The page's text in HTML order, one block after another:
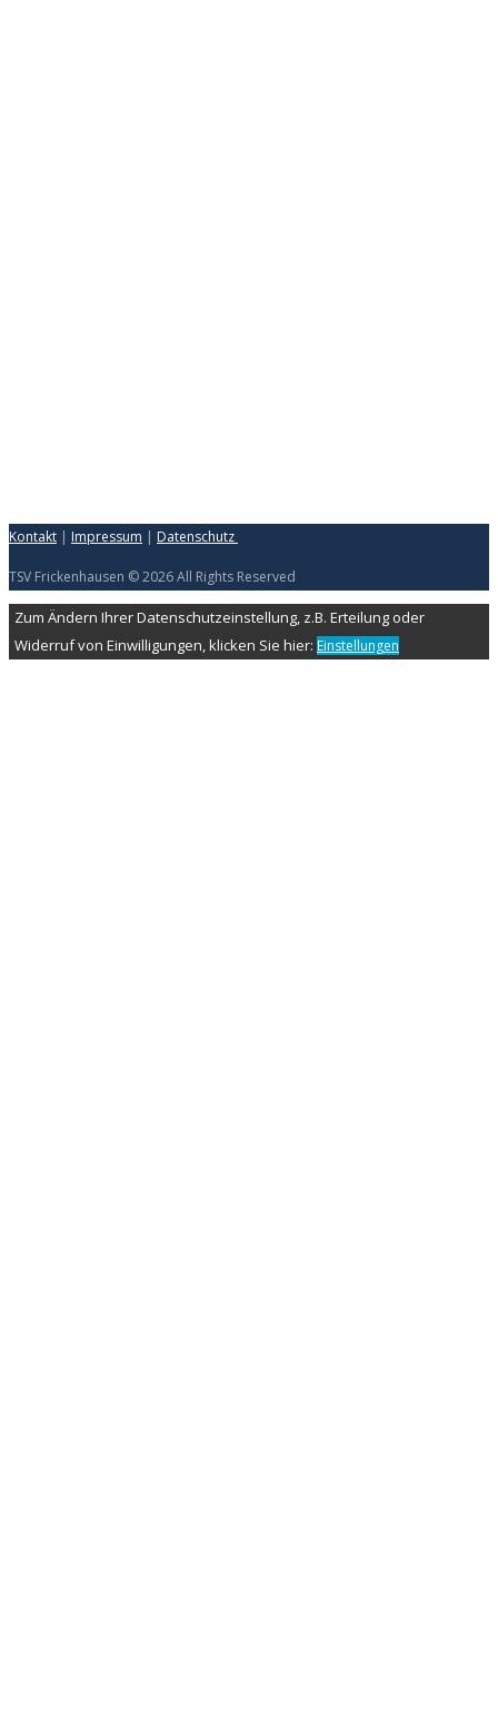
Kontakt | Impressum | Datenschutz
TSV Frickenhausen © 2026 All Rights Reserved
Zum Ändern Ihrer Datenschutzeinstellung, z.B. Erteilung oder
Widerruf von Einwilligungen, klicken Sie hier: Einstellungen